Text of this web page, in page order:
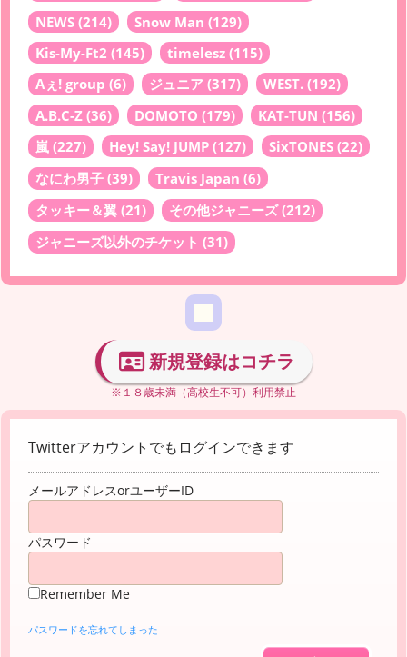
NEWS (214) Snow Man (129)
Kis-My-Ft2 (145) timelesz (115)
Aぇ! group (6) ジュニア (317) WEST. (192)
A.B.C-Z (36) DOMOTO (179) KAT-TUN (156)
嵐 (227) Hey! Say! JUMP (127) SixTONES (22)
なにわ男子 (39) Travis Japan (6)
タッキー＆翼 (21) その他ジャニーズ(212)
ジャニーズ以外のチケット (31)
新規登録はコチラ
※１８歳未満（高校生不可）利用禁止
Twitterアカウントでもログインできます
メールアドレスorユーザーID
パスワード
Remember Me
パスワードを忘れてしまった